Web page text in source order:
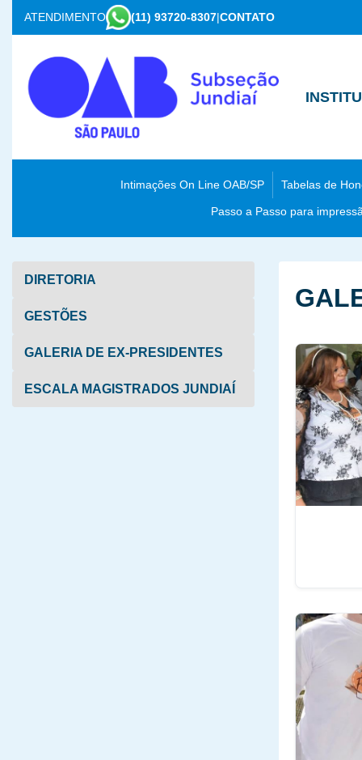
ATENDIMENTO (11) 93720-8307|CONTATO
Intimações On Line OAB/SP Tabelas de
Passo a Passo para
DIRETORIA
GESTÕES
GALERIA DE EX-PRESIDENTES
ESCALA MAGISTRADOS JUNDIAÍ